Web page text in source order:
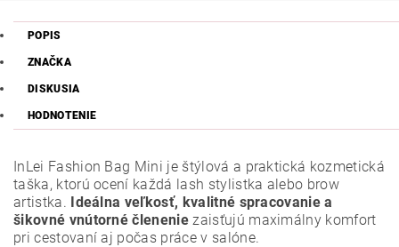
POPIS
ZNAČKA
DISKUSIA
HODNOTENIE
InLei Fashion Bag Mini je štýlová a praktická kozmetická
taška, ktorú ocení každá lash stylistka alebo brow
artistka. Ideálna veľkosť, kvalitné spracovanie a
šikovné vnútorné členenie zaisťujú maximálny komfort
pri cestovaní aj počas práce v salóne.